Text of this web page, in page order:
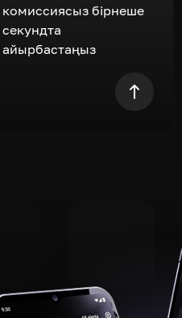
комиссиясыз бірнеше
секундта
айырбастаңыз